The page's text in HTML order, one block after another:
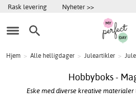
Rask levering Nyheter >>
Hjem > Alle helligdager > Juleartikler >
Hobbyboks -
Eske med diverse kreative